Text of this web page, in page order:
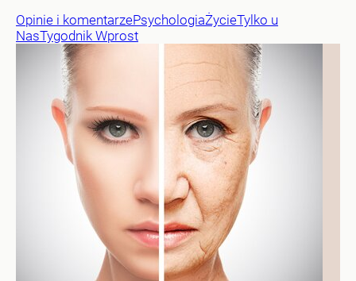
Opinie i komentarzePsychologiaŻycieTylko u
NasTygodnik Wprost